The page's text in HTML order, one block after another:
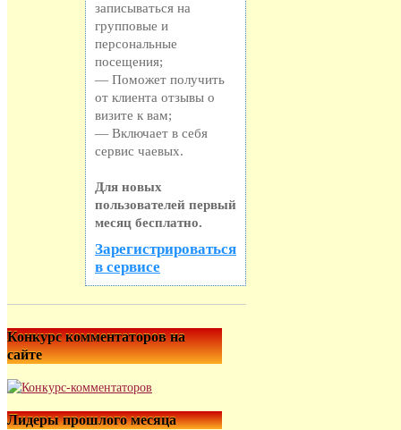
записываться на
групповые и
персональные
посещения;
— Поможет получить
от клиента отзывы о
визите к вам;
— Включает в себя
сервис чаевых.
Для новых
пользователей первый
месяц бесплатно.
Зарегистрироваться
в сервисе
Конкурс комментаторов на
сайте
Лидеры прошлого месяца